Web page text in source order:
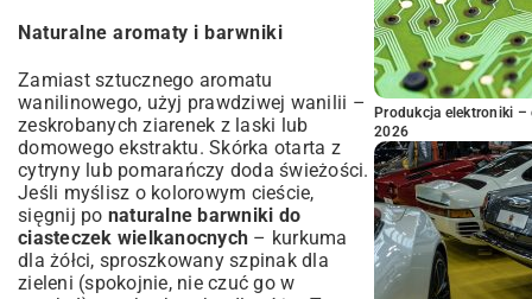
Naturalne aromaty i barwniki
Zamiast sztucznego aromatu
wanilinowego, użyj prawdziwej wanilii –
zeskrobanych ziarenek z laski lub
domowego ekstraktu. Skórka otarta z
cytryny lub pomarańczy doda świeżości.
Jeśli myślisz o kolorowym cieście,
sięgnij po naturalne barwniki do
ciasteczek wielkanocnych – kurkuma
dla żółci, sproszkowany szpinak dla
zieleni (spokojnie, nie czuć go w
Produkcja elektroniki –
2026